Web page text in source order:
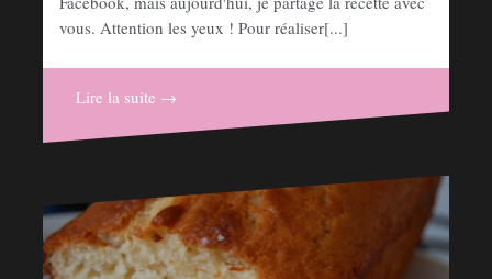
vous. Attention les yeux ! Pour réaliser[...]
Lire la suite →